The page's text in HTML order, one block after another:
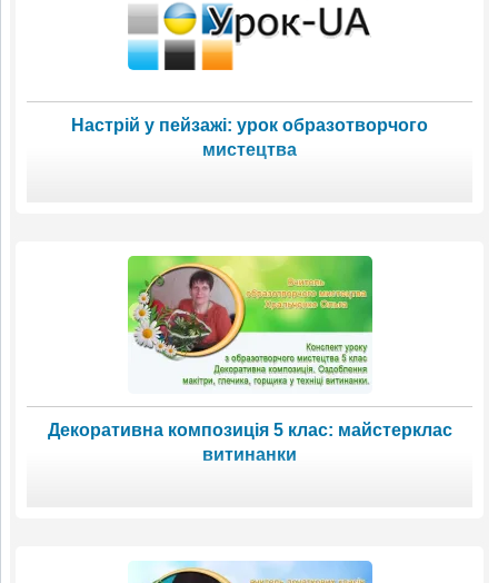
Настрій у пейзажі: урок образотворчого
мистецтва
Декоративна композиція 5 клас: майстерклас
витинанки